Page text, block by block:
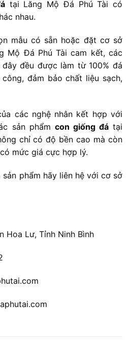
tại Lăng Mộ Đá Phú Tài có
nhau.
mẫu có sẵn hoặc đặt cơ sở
Mộ Đá Phú Tài cam kết, các
đều được làm từ 100% đá
đảm bảo chất liệu sạch,
các nghệ nhân kết hợp với
sản phẩm con giống đátại
chỉ có độ bền cao mà còn
mức giá cực hợp lý.
phẩm hãy liên hệ với cơ sở
Hoa Lư, Tỉnh Ninh Bình